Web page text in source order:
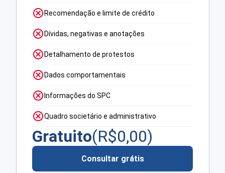
Recomendação e limite de crédito
Dívidas, negativas e anotações
Detalhamento de protestos
Dados comportamentais
Informações do SPC
Quadro societário e administrativo
Gratuito(R$0,00)
Consultar grátis